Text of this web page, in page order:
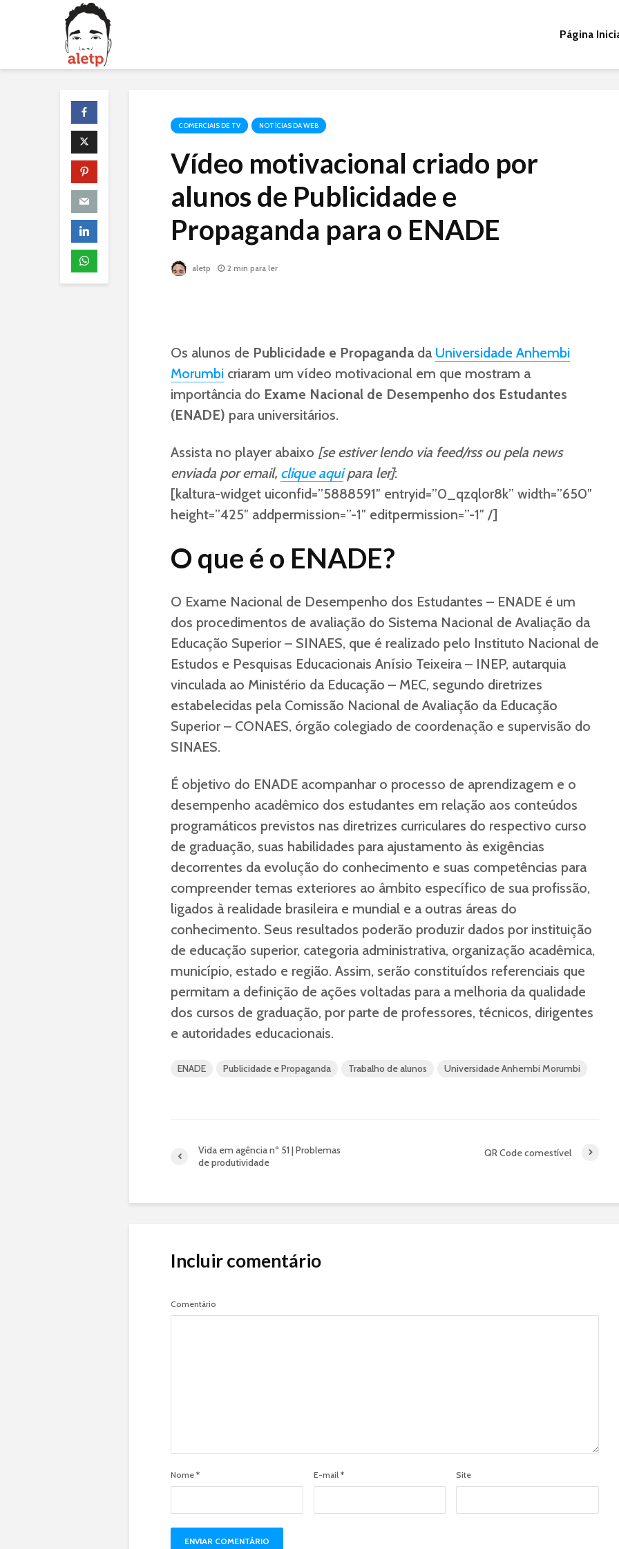
Página
COMERCIAIS DE TV NOTÍCIAS DA WEB
Vídeo motivacional criado por
alunos de Publicidade e
Propaganda para o ENADE
aletp 2 min para ler
Os alunos de Publicidade e Propaganda da Universidade Anhembi
Morumbi criaram um vídeo motivacional em que mostram a
importância do Exame Nacional de Desempenho dos Estudantes
(ENADE) para universitários.
Assista no player abaixo [se estiver lendo via feed/rss ou pela news
enviada por email, clique aquipara ler]:
[kaltura-widget uiconfid=”5888591″ entryid=”0_qzqlor8k” width=”650″
height=”425″ addpermission=”-1″ editpermission=”-1″ /]
O que é o ENADE?
O Exame Nacional de Desempenho dos Estudantes – ENADE é um
dos procedimentos de avaliação do Sistema Nacional de Avaliação da
Educação Superior – SINAES, que é realizado pelo Instituto Nacional de
Estudos e Pesquisas Educacionais Anísio Teixeira – INEP, autarquia
vinculada ao Ministério da Educação – MEC, segundo diretrizes
estabelecidas pela Comissão Nacional de Avaliação da Educação
Superior – CONAES, órgão colegiado de coordenação e supervisão do
SINAES.
É objetivo do ENADE acompanhar o processo de aprendizagem e o
desempenho acadêmico dos estudantes em relação aos conteúdos
programáticos previstos nas diretrizes curriculares do respectivo curso
de graduação, suas habilidades para ajustamento às exigências
decorrentes da evolução do conhecimento e suas competências para
compreender temas exteriores ao âmbito específico de sua profissão,
ligados à realidade brasileira e mundial e a outras áreas do
conhecimento. Seus resultados poderão produzir dados por instituição
de educação superior, categoria administrativa, organização acadêmica,
município, estado e região. Assim, serão constituídos referenciais que
permitam a definição de ações voltadas para a melhoria da qualidade
dos cursos de graduação, por parte de professores, técnicos, dirigentes
e autoridades educacionais.
ENADE Publicidade e Propaganda Trabalho de alunos Universidade Anhembi Morumbi
Vida em agência nº 51 | Problemas
de produtividade
QR Code comestível
Incluir comentário
Comentário
Nome * E-mail * Site